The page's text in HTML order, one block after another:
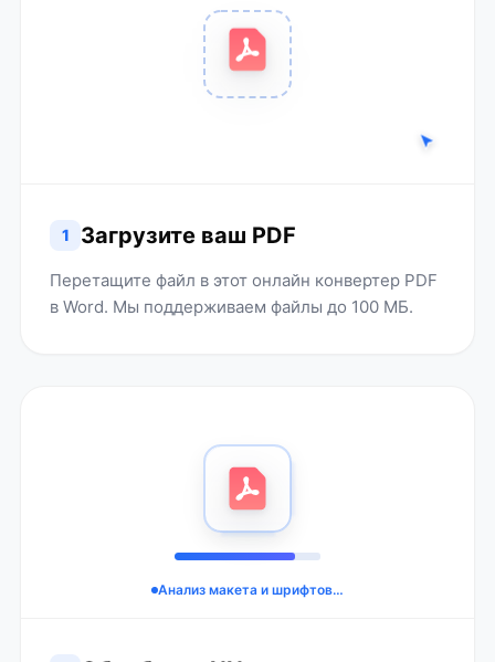
1 Загрузите ваш PDF
Перетащите файл в этот онлайн конвертер PDF
в Word. Мы поддерживаем файлы до 100 МБ.
Анализ макета и шрифтов…